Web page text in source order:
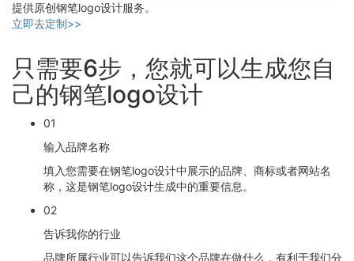
提供原创钢笔logo设计服务。
立即去定制>>
只需要6步，您就可以生成您自
己的钢笔logo设计
01
输入品牌名称
填入您需要在钢笔logo设计中展示的品牌、商标或者网站名
称，这是钢笔logo设计生成中的重要信息。
02
告诉我你的行业
品牌所属行业可以告诉我们这个品牌在做什么，有利于我们分